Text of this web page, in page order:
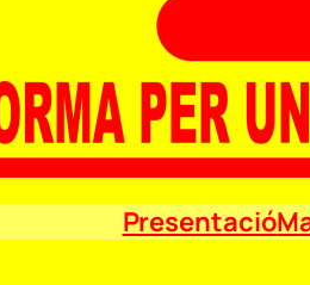
Presentació